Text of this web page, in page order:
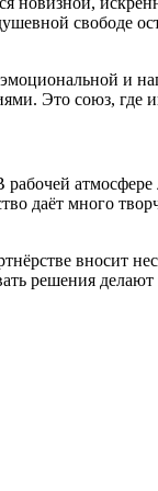
свободе
и
Это союз, где
даёт много
вносит
решения